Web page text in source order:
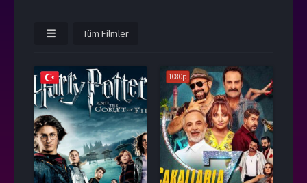
Tüm Filmler
1080p